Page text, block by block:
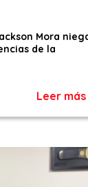
Mora
de la
Leer más